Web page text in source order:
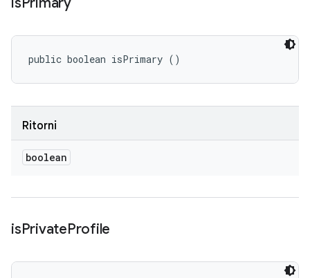
public boolean isPrimary ()
Ritorni
boolean
isPrivateProfile